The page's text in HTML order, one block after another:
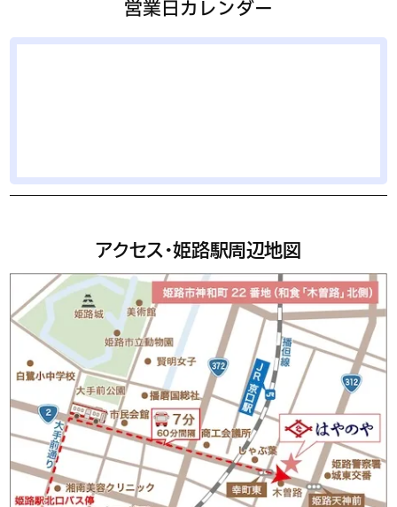
営業日カレンダー
アクセス・姫路駅周辺地図